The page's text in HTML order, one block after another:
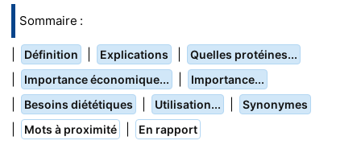
Sommaire :
Définition Explications Quelles protéines...
Importance économique... Importance...
Besoins diététiques Utilisation... Synonymes
Mots à proximité En rapport